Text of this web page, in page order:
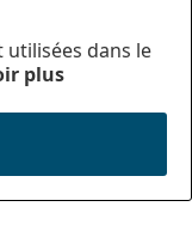
utilisées dans le
plus